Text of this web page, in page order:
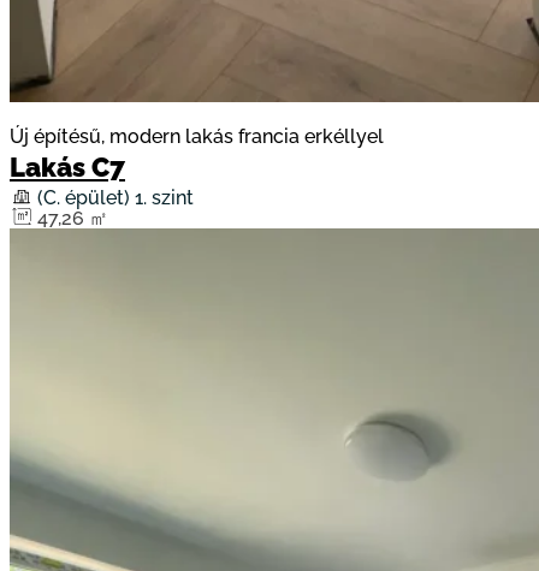
Új építésű, modern lakás francia erkéllyel
Lakás C7
(C. épület) 1. szint
47,26 ㎡